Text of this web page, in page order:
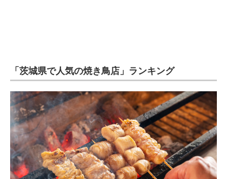
エレクトロニクス専門サイト
エネルギーの専門メディア
建設×テクノロジーの最前線
ちょっと気になるネットの話題
「茨城県で人気の焼き鳥店」ランキング